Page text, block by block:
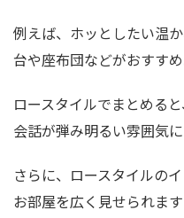
例えば、ホッとしたい温
台や座布団などがおすすめ
ロースタイルでまとめる
会話が弾み明るい雰囲気に
さらに、ロースタイルの
お部屋を広く見せられます